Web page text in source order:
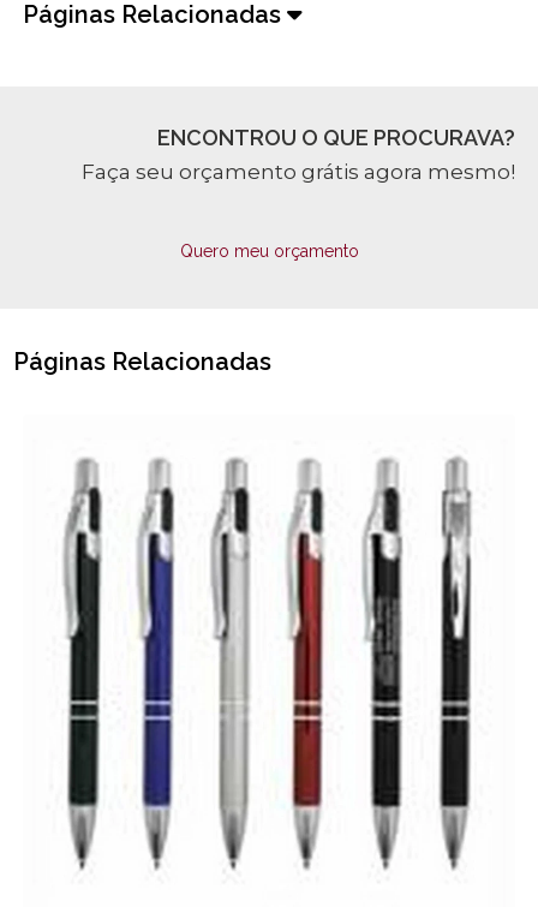
Páginas Relacionadas
ENCONTROU O QUE PROCURAVA?
Faça seu orçamento grátis agora mesmo!
Quero meu orçamento
Páginas Relacionadas